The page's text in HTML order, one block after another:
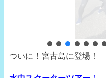
ついに！宮古島に登場！